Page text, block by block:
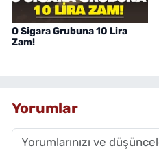
O Sigara Grubuna 10 Lira
Zam!
Yorumlar